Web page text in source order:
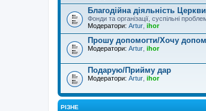
Благодійна діяльність Церкви
Фонди та організації, суспільні
Модератори: Artur ihor
Прошу допомогти/Хочу
Модератори: Artur ihor
Подарую/Прийму дар
Модератори: Artur ihor
РІЗНЕ